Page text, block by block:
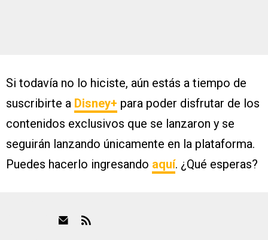
Si todavía no lo hiciste, aún estás a tiempo de
suscribirte a Disney+ para poder disfrutar de los
contenidos exclusivos que se lanzaron y se
seguirán lanzando únicamente en la plataforma.
Puedes hacerlo ingresando aquí. ¿Qué esperas?